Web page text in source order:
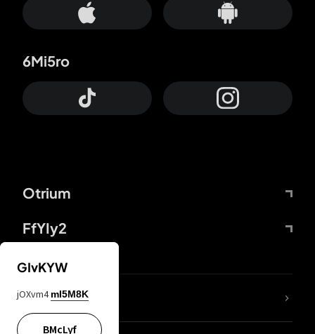
Otrium
FfYIy2
6Mi5ro
DDcvSo
GIvKYW
jOXvm4 mI5M8K
BMcLyf